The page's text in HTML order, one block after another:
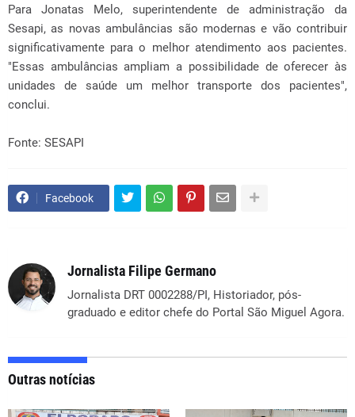
Para Jonatas Melo, superintendente de administração da
Sesapi, as novas ambulâncias são modernas e vão contribuir
significativamente para o melhor atendimento aos pacientes.
"Essas ambulâncias ampliam a possibilidade de oferecer às
unidades de saúde um melhor transporte dos pacientes",
conclui.
Fonte: SESAPI
Facebook
Jornalista Filipe Germano
Jornalista DRT 0002288/PI, Historiador, pós-
graduado e editor chefe do Portal São Miguel Agora.
Outras notícias